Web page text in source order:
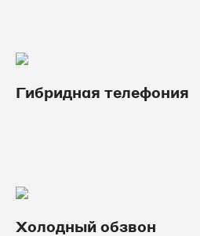
Гибридная телефония
Холодный обзвон